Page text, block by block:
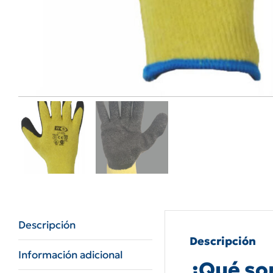
Descripción
Información adicional
Descripción